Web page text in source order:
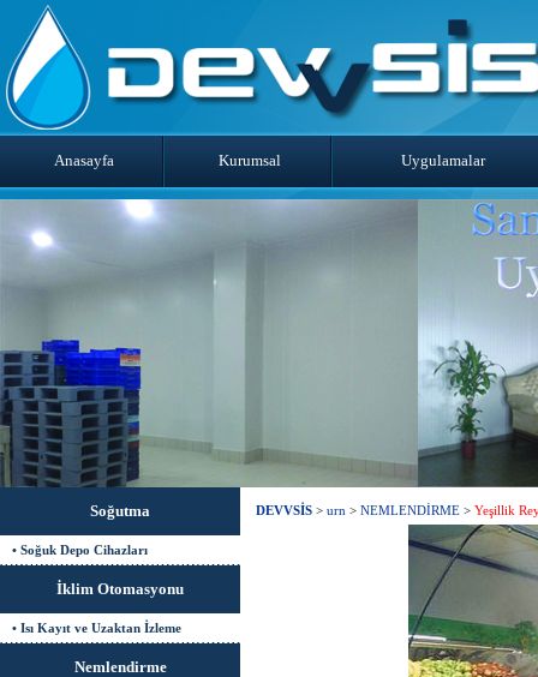
Anasayfa Kurumsal Uygulamalar
Soğutma
• Soğuk Depo Cihazları
İklim Otomasyonu
• Isı Kayıt ve Uzaktan İzleme
Nemlendirme
DEVVSİS > urn > NEMLENDİRME > Yeşillik